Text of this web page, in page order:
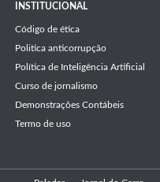
INSTITUCIONAL
Código de ética
Politica anticorrupção
Política de Inteligência Artificial
Curso de jornalismo
Demonstrações Contábeis
Termo de uso